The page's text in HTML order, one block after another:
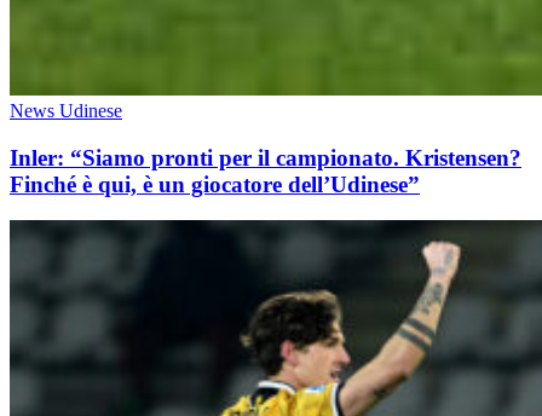
News Udinese
Inler: “Siamo pronti per il campionato. Kristensen?
Finché è qui, è un giocatore dell’Udinese”